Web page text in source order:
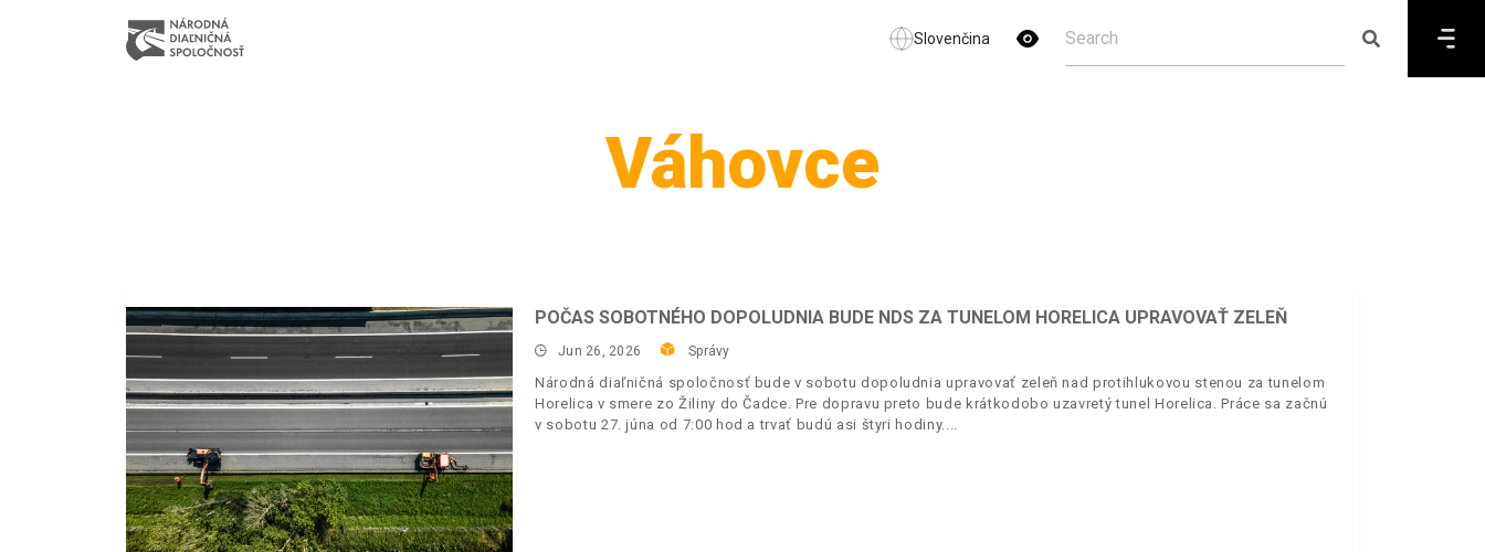
Slovenčina
Váhovce
POČAS SOBOTNÉHO DOPOLUDNIA BUDE NDS ZA TUNELOM HORELICA UPRAVOVAŤ ZELEŇ
Jun 26, 2026 Správy
Národná diaľničná spoločnosť bude v sobotu dopoludnia upravovať zeleň nad protihlukovou stenou za tunelom
Horelica v smere zo Žiliny do Čadce. Pre dopravu preto bude krátkodobo uzavretý tunel Horelica. Práce sa začnú
v sobotu 27. júna od 7:00 hod a trvať budú asi štyri hodiny.